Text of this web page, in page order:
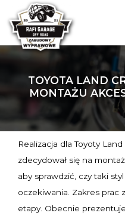
TOYOTA LAND
MONTAŻU
Realizacja dla Toyoty
zdecydował się na
aby sprawdzić, czy taki
oczekiwania. Zakres prac
etapy. Obecnie